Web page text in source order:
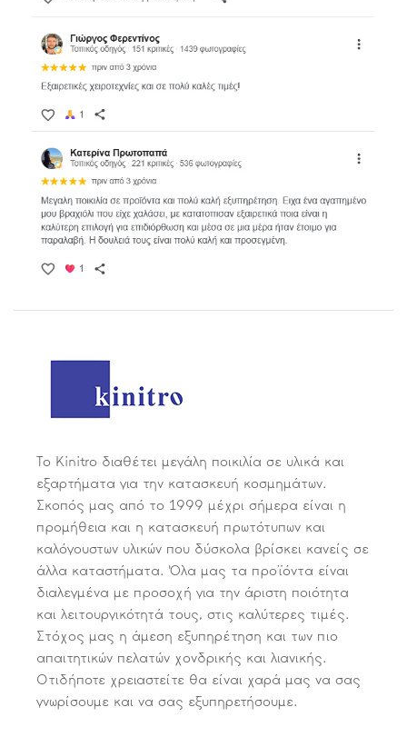
Το Kinitro διαθέτει μεγάλη ποικιλία σε υλικά και
εξαρτήματα για την κατασκευή κοσμημάτων.
Σκοπός μας από το 1999 μέχρι σήμερα είναι η
προμήθεια και η κατασκευή πρωτότυπων και
καλόγουστων υλικών που δύσκολα βρίσκει κανείς σε
άλλα καταστήματα. Όλα μας τα προϊόντα είναι
διαλεγμένα με προσοχή για την άριστη ποιότητα
και λειτουργικότητά τους, στις καλύτερες τιμές.
Στόχος μας η άμεση εξυπηρέτηση και των πιο
απαιτητικών πελατών χονδρικής και λιανικής.
Οτιδήποτε χρειαστείτε θα είναι χαρά μας να σας
γνωρίσουμε και να σας εξυπηρετήσουμε.